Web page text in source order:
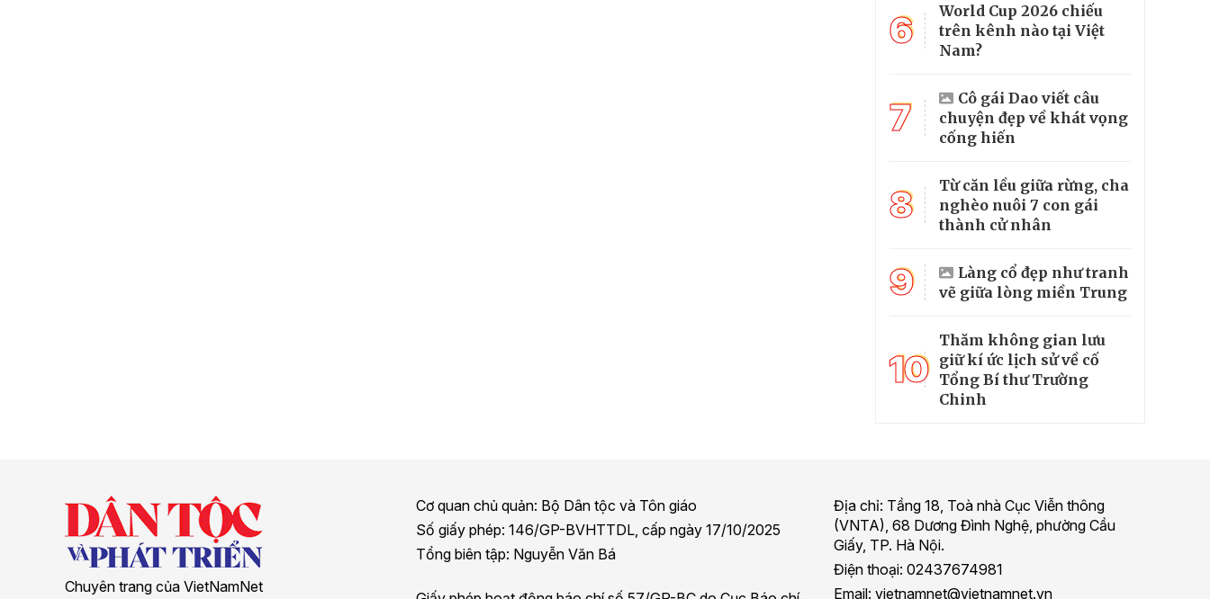
6
World Cup 2026 chiếu
trên kênh nào tại Việt
Nam?
7
Cô gái Dao viết câu
chuyện đẹp về khát vọng
cống hiến
8
Từ căn lều giữa rừng, cha
nghèo nuôi 7 con gái
thành cử nhân
9
Làng cổ đẹp như tranh
vẽ giữa lòng miền Trung
10
Thăm không gian lưu
giữ kí ức lịch sử về cố
Tổng Bí thư Trường
Chinh
Chuyên trang của VietNamNet
Cơ quan chủ quản: Bộ Dân tộc và Tôn giáo
Số giấy phép: 146/GP-BVHTTDL, cấp ngày 17/10/2025
Tổng biên tập: Nguyễn Văn Bá
Địa chỉ: Tầng 18, Toà nhà Cục Viễn thông
(VNTA), 68 Dương Đình Nghệ, phường Cầu
Giấy, TP. Hà Nội.
Điện thoại: 02437674981
Email: vietnamnet@vietnamnet.vn